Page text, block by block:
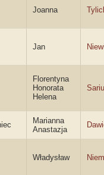
Joanna
Jan
Florentyna
Honorata
Helena
Marianna
Anastazja
Władysław